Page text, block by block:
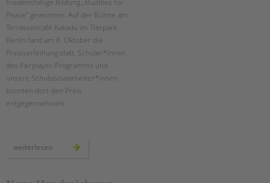
friedensfähige Bildung „Buddies for
Peace“ gewonnen. Auf der Bühne am
Terrassencafé Kakadu im Tierpark
Berlin fand am 8. Oktober die
Preisverleihung statt. Schüler*innen
des Fairplayer-Programms und
unsere Schulsozialarbeiter*innen
konnten dort den Preis
entgegennehmen.
weiterlesen preisverleihung